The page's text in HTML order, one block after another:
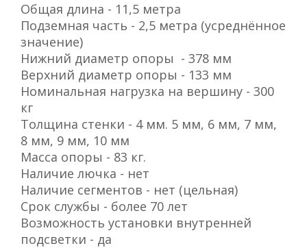
Общая длина - 11,5 метра
Подземная часть - 2,5 метра (усреднённое
значение)
Нижний диаметр опоры - 378 мм
Верхний диаметр опоры - 133 мм
Номинальная нагрузка на вершину - 300
кг
Толщина стенки - 4 мм. 5 мм, 6 мм, 7 мм,
8 мм, 9 мм, 10 мм
Масса опоры - 83 кг.
Наличие лючка - нет
Наличие сегментов - нет (цельная)
Срок службы - более 70 лет
Возможность установки внутренней
подсветки - да